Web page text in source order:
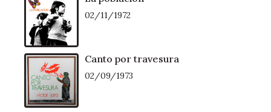
02/11/1972
Canto por travesura
02/09/1973